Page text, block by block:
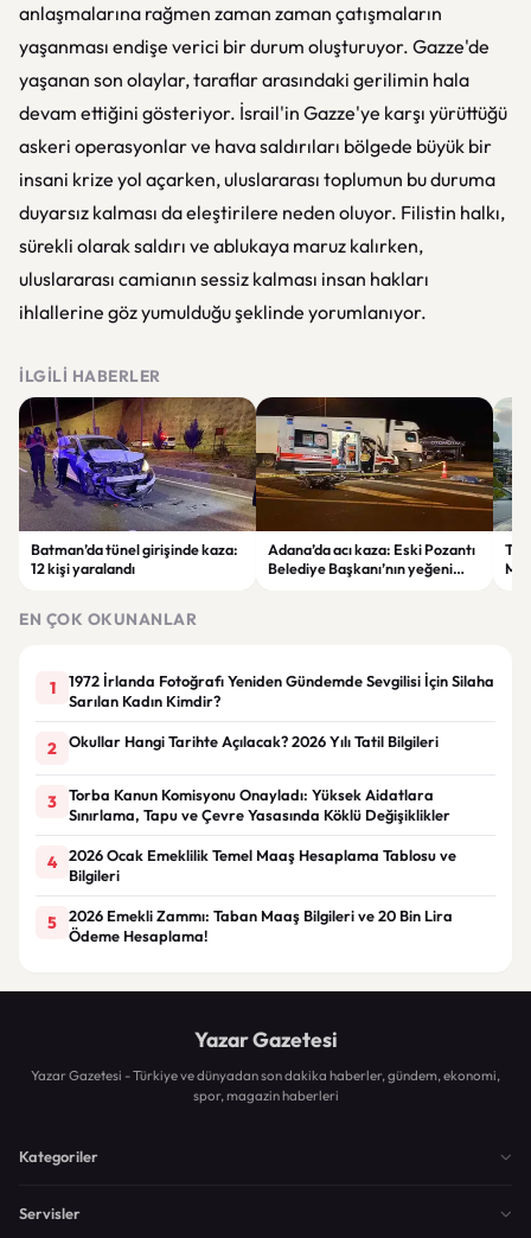
anlaşmalarına rağmen zaman zaman çatışmaların
yaşanması endişe verici bir durum oluşturuyor. Gazze'de
yaşanan son olaylar, taraflar arasındaki gerilimin hala
devam ettiğini gösteriyor. İsrail'in Gazze'ye karşı yürüttüğü
askeri operasyonlar ve hava saldırıları bölgede büyük bir
insani krize yol açarken, uluslararası toplumun bu duruma
duyarsız kalması da eleştirilere neden oluyor. Filistin halkı,
sürekli olarak saldırı ve ablukaya maruz kalırken,
uluslararası camianın sessiz kalması insan hakları
ihlallerine göz yumulduğu şeklinde yorumlanıyor.
İLGILI HABERLER
Batman’da tünel girişinde kaza:
12 kişi yaralandı
Adana’da acı kaza: Eski Pozantı
Belediye Başkanı’nın yeğeni
EN ÇOK OKUNANLAR
1
1972 İrlanda Fotoğrafı Yeniden Gündemde Sevgilisi İçin Silaha
Sarılan Kadın Kimdir?
2 Okullar Hangi Tarihte Açılacak? 2026 Yılı Tatil Bilgileri
3
Torba Kanun Komisyonu Onayladı: Yüksek Aidatlara
Sınırlama, Tapu ve Çevre Yasasında Köklü Değişiklikler
4
2026 Ocak Emeklilik Temel Maaş Hesaplama Tablosu ve
Bilgileri
5
2026 Emekli Zammı: Taban Maaş Bilgileri ve 20 Bin Lira
Ödeme Hesaplama!
Yazar Gazetesi
Yazar Gazetesi - Türkiye ve dünyadan son dakika haberler, gündem, ekonomi,
spor, magazin haberleri
Kategoriler
Servisler